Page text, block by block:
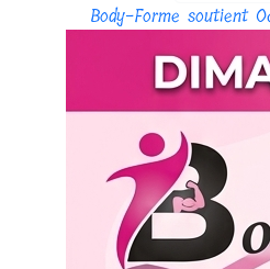
Body-Forme soutient